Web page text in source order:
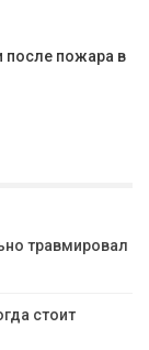
после пожара в
травмировал
стоит